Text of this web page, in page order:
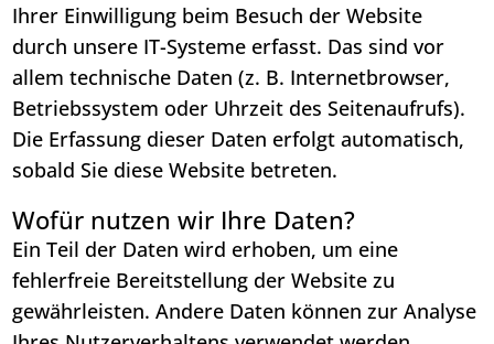
Ihrer Einwilligung beim Besuch der Website
durch unsere IT-Systeme erfasst. Das sind vor
allem technische Daten (z. B. Internetbrowser,
Betriebssystem oder Uhrzeit des Seitenaufrufs).
Die Erfassung dieser Daten erfolgt automatisch,
sobald Sie diese Website betreten.
Wofür nutzen wir Ihre Daten?
Ein Teil der Daten wird erhoben, um eine
fehlerfreie Bereitstellung der Website zu
gewährleisten. Andere Daten können zur Analyse